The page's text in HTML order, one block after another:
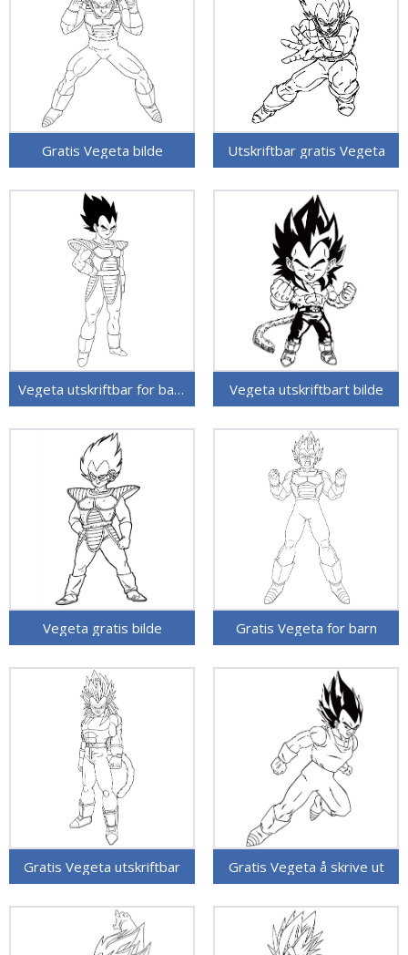
Gratis Vegeta bilde Utskriftbar gratis Vegeta
Vegeta utskriftbar for barn Vegeta utskriftbart bilde
Vegeta gratis bilde Gratis Vegeta for barn
Gratis Vegeta utskriftbar Gratis Vegeta å skrive ut